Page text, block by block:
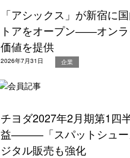
「アシックス」が新宿に
トアをオープン――オン
価値を提供
2026年7月31日 企業
チヨダ2027年2月期第1四
益―――「スパットシュー
ジタル販売も強化